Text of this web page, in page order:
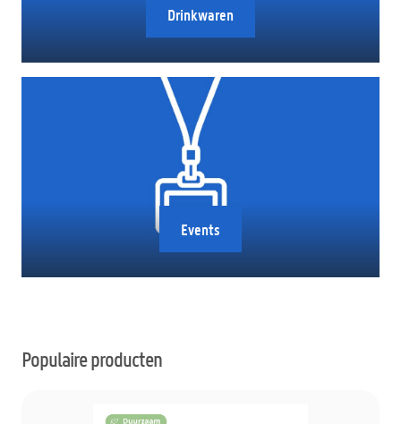
Drinkwaren
Events
Populaire producten